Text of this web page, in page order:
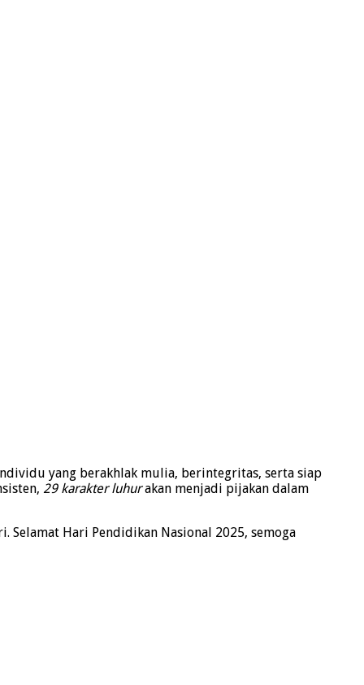
yang berakhlak mulia, berintegritas, serta siap
29 karakter luhurakan menjadi pijakan dalam
Hari Pendidikan Nasional 2025, semoga